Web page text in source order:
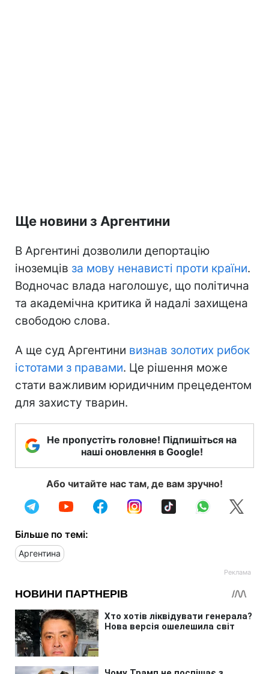
Ще новини з Аргентини
В Аргентині дозволили депортацію
іноземців за мову ненависті проти країни.
Водночас влада наголошує, що політична
та академічна критика й надалі захищена
свободою слова.
А ще суд Аргентини визнав золотих рибок
істотами з правами. Це рішення може
стати важливим юридичним прецедентом
для захисту тварин.
Не пропустіть головне! Підпишіться на
наші оновлення в Google!
Або читайте нас там, де вам зручно!
Більше по темі:
Аргентина